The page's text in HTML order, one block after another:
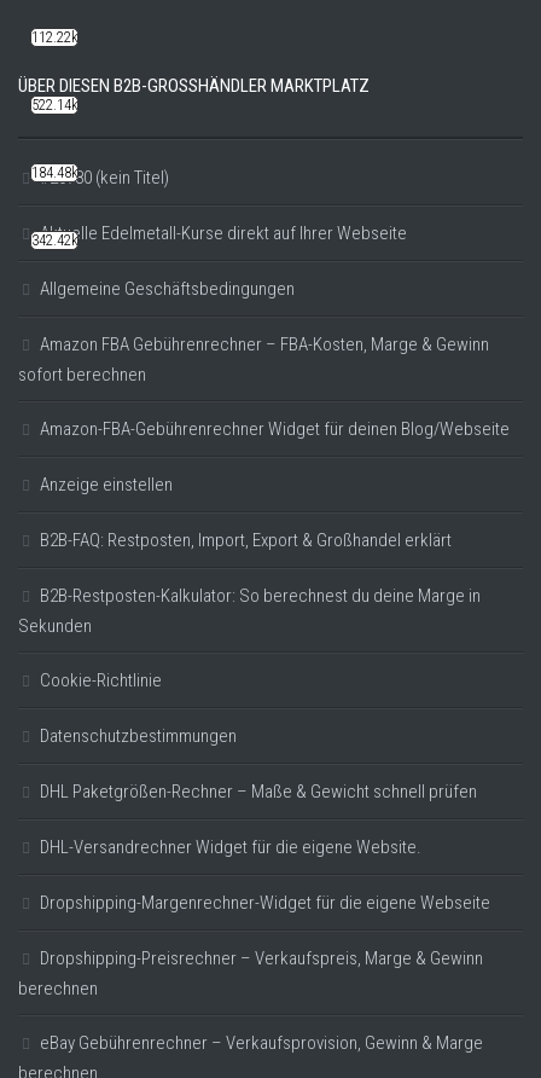
ÜBER DIESEN B2B-GROSSHÄNDLER MARKTPLATZ
#20780 (kein Titel)
Aktuelle Edelmetall-Kurse direkt auf Ihrer Webseite
Allgemeine Geschäftsbedingungen
Amazon FBA Gebührenrechner – FBA-Kosten, Marge & Gewinn
sofort berechnen
Amazon-FBA-Gebührenrechner Widget für deinen Blog/Webseite
Anzeige einstellen
B2B-FAQ: Restposten, Import, Export & Großhandel erklärt
B2B-Restposten-Kalkulator: So berechnest du deine Marge in
Sekunden
Cookie-Richtlinie
Datenschutzbestimmungen
DHL Paketgrößen-Rechner – Maße & Gewicht schnell prüfen
DHL-Versandrechner Widget für die eigene Website.
Dropshipping-Margenrechner-Widget für die eigene Webseite
Dropshipping-Preisrechner – Verkaufspreis, Marge & Gewinn
berechnen
eBay Gebührenrechner – Verkaufsprovision, Gewinn & Marge
112.22k
522.14k
184.48k
342.42k